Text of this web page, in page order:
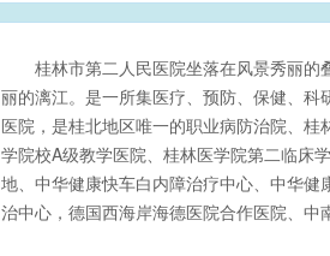
桂林市第二人民医院坐落在风景秀丽的
丽的漓江。是一所集医疗、预防、保健、科
医院，是桂北地区唯一的职业病防治院、桂
学院校A级教学医院、桂林医学院第二临床
地、中华健康快车白内障治疗中心、中华健
治中心，德国西海岸海德医院合作医院、中